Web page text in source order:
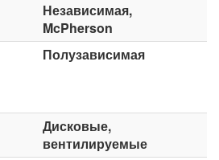
Независимая,
McPherson
Полузависимая
Дисковые,
вентилируемые